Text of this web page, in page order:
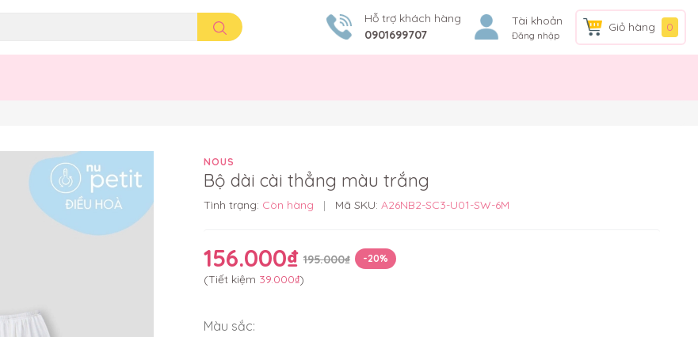
Hỗ trợ khách hàng
0901699707
Tài khoản
Đăng nhập
Giỏ hàng 0
NOUS
Bộ dài cài thẳng màu trắng
Tình trạng: Còn hàng | Mã SKU: A26NB2-SC3-U01-SW-6M
156.000₫ 195.000₫ -20%
(Tiết kiệm 39.000₫)
Màu sắc: